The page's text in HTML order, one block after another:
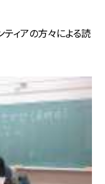
ィアの方々による読